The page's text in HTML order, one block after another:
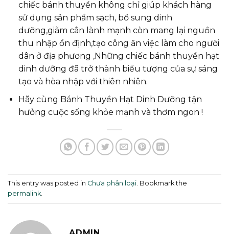
chiếc bánh thuyền không chỉ giúp khách hàng
sử dụng sản phẩm sạch, bổ sung dinh
dưỡng,giãm cân lành mạnh còn mang lại nguồn
thu nhập ổn định,tạo công ăn việc làm cho người
dân ở địa phương ,Những chiếc bánh thuyền hạt
dinh dưỡng đã trở thành biểu tượng của sự sáng
tạo và hòa nhập với thiên nhiên.
Hãy cùng Bánh Thuyền Hạt Dinh Dưỡng tận
hưởng cuộc sống khỏe mạnh và thơm ngon !
This entry was posted in Chưa phân loại . Bookmark the
permalink